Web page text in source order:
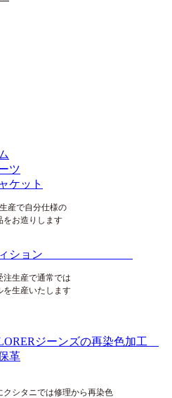
ツ
ケット
産で自分仕様の
をお造りします
エディション
注生産で通常では
を生産いたします
ジーンズの再染色加工
革
クシタニでは修理から再染色